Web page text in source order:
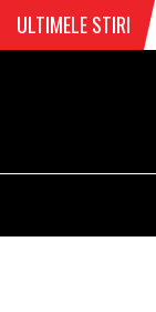
ULTIMELE STIRI